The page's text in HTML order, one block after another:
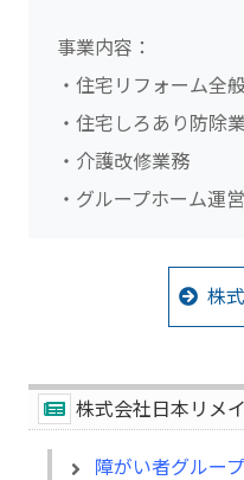
事業内容：
・住宅リフォーム全
・住宅しろあり防除
・介護改修業務
・グループホーム運営
株
株式会社日本リメ
障がい者グループホーム「グ